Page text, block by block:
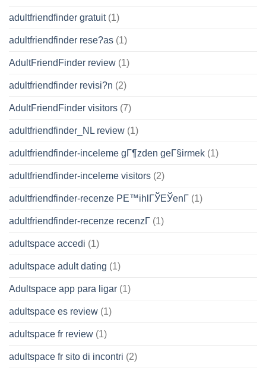
adultfriendfinder gratuit(1)
adultfriendfinder rese?as (1)
AdultFriendFinder review (1)
adultfriendfinder revisi?n (2)
AdultFriendFinder visitors (7)
adultfriendfinder_NL review (1)
adultfriendfinder-inceleme gГ¶zden geГ§irmek (1)
adultfriendfinder-inceleme visitors (2)
adultfriendfinder-recenze PЕ™ihlГЎЕЎenГ­ (1)
adultfriendfinder-recenze recenzГ­ (1)
adultspace accedi (1)
adultspace adult dating (1)
Adultspace app para ligar (1)
adultspace es review (1)
adultspace fr review (1)
adultspace fr sito di incontri (2)